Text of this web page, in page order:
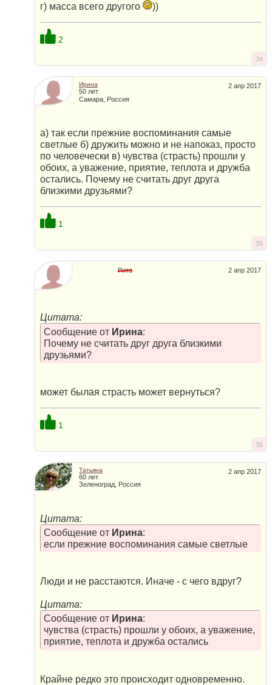
г) масса всего другого
))
2
34
2 апр 2017
Ирина
50 лет
Самара, Россия
а) так если прежние воспоминания самые
светлые б) дружить можно и не напоказ, просто
по человечески в) чувства (страсть) прошли у
обоих, а уважение, приятие, теплота и дружба
остались. Почему не считать друг друга
близкими друзьями?
1
35
2 апр 2017
Рита
Цитата:
Сообщение от Ирина:
Почему не считать друг друга близкими
друзьями?
может былая страсть может вернуться?
1
36
2 апр 2017
Татьяна
60 лет
Зеленоград, Россия
Цитата:
Сообщение от Ирина:
если прежние воспоминания самые светлые
Люди и не расстаются. Иначе - с чего вдруг?
Цитата:
Сообщение от Ирина:
чувства (страсть) прошли у обоих, а уважение,
приятие, теплота и дружба остались
Крайне редко это происходит одновременно.